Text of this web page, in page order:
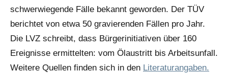
schwerwiegende Fälle bekannt geworden. Der TÜV
berichtet von etwa 50 gravierenden Fällen pro Jahr.
Die LVZ schreibt, dass Bürgerinitiativen über 160
Ereignisse ermittelten: vom Ölaustritt bis Arbeitsunfall.
Weitere Quellen finden sich in den Literaturangaben.